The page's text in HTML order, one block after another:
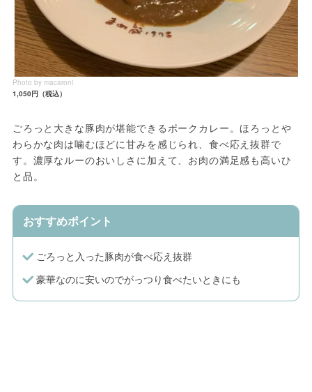
Photo by macaroni
1,050円（税込）
ごろっと大きな豚肉が堪能できるポークカレー。ほろっとや
わらかな肉は噛むほどに甘みを感じられ、食べ応え抜群で
す。濃厚なルーのおいしさに加えて、お肉の満足感も高いひ
と品。
おすすめポイント
ごろっと入った豚肉が食べ応え抜群
豪華なのに安いのでがっつり食べたいときにも